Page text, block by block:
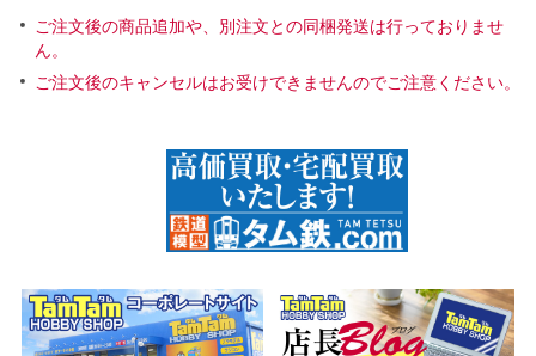
ご注文後の商品追加や、別注文との同梱発送は行っておりませ
ん。
ご注文後のキャンセルはお受けできませんのでご注意ください。